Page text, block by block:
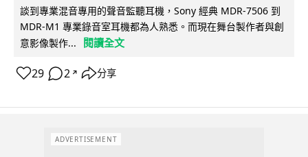
談到專業混音專用的聲音監聽耳機，Sony 經典 MDR-7506 到
MDR-M1 專業錄音室耳機都為人熟悉。而現在舞台製作者與創
意影像製作...
閱讀全文
29 2 ↗ 分享
ADVERTISEMENT